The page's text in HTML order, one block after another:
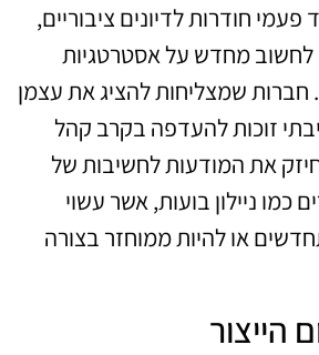
חודרות לדיונים ציבוריים,
לחשוב מחדש על אסטרטגיות
חברות שמצליחות להציג את עצמן
זוכות להעדפה בקרב קהל
את המודעות לחשיבות של
כמו ניילון בועות, אשר עשוי
או להיות ממוחזר בצורה
הייצור